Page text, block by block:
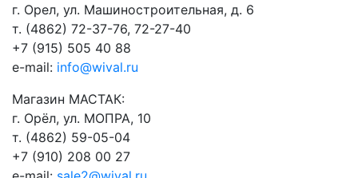
г. Орел, ул. Машиностроительная, д. 6
т. (4862) 72-37-76, 72-27-40
+7 (915) 505 40 88
e-mail: info@wival.ru
Магазин МАСТАК:
г. Орёл, ул. МОПРА, 10
т. (4862) 59-05-04
+7 (910) 208 00 27